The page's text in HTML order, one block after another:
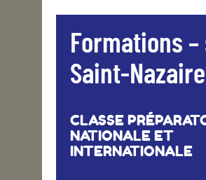
Formations
Saint-Nazaire
CLASSE
NATIONALE ET
INTERNATIONALE